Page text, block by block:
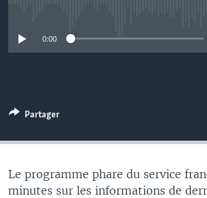
0:00
Partager
Le programme phare du service
minutes sur les informations de